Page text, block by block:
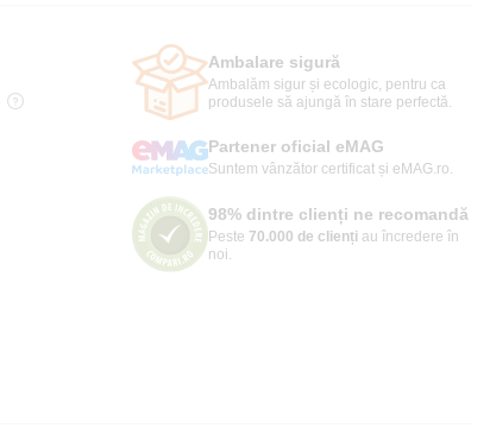
Ambalare sigură
Ambalăm sigur și ecologic, pentru ca
produsele să ajungă în stare perfectă.
Partener oficial eMAG
Suntem vânzător certificat și eMAG.ro.
98% dintre clienți ne recomandă
Peste 70.000 de clienți au încredere în
noi.